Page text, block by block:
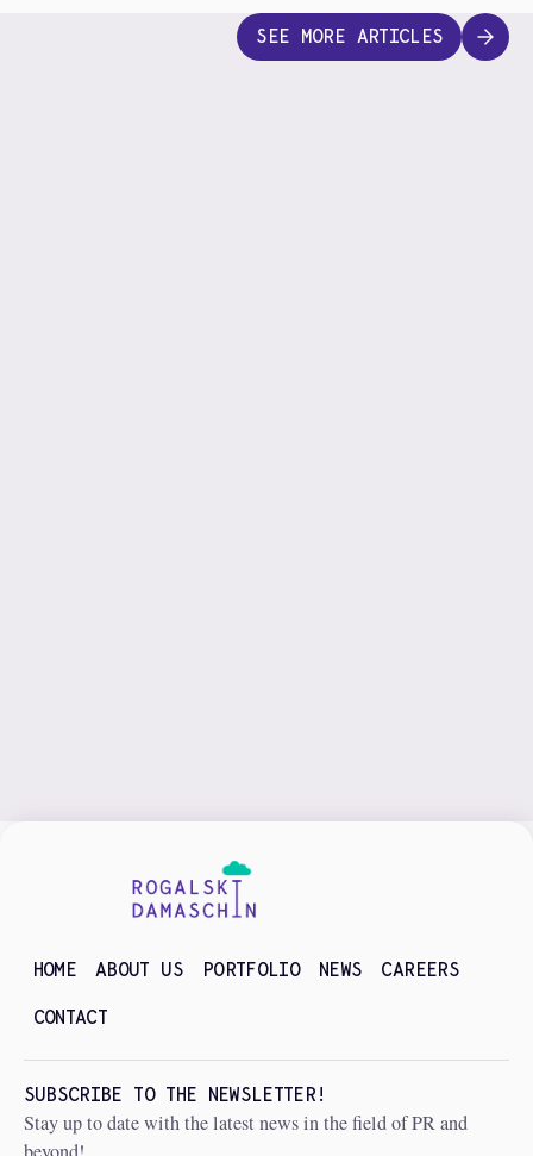
SEE MORE ARTICLES
HOME ABOUT US PORTFOLIO NEWS
CAREERS
CONTACT
SUBSCRIBE TO THE NEWSLETTER!
Stay up to date with the latest news in the field of PR and